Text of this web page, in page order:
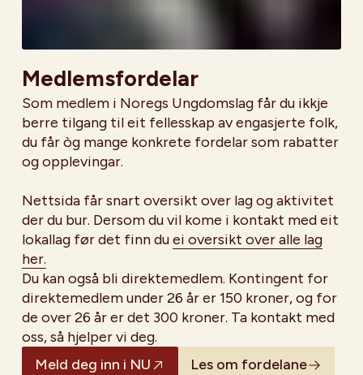
Medlemsfordelar
Som medlem i Noregs Ungdomslag får du ikkje
berre tilgang til eit fellesskap av engasjerte folk,
du får òg mange konkrete fordelar som rabatter
og opplevingar.
Nettsida får snart oversikt over lag og aktivitet
der du bur. Dersom du vil kome i kontakt med eit
lokallag før det finn duei oversikt over alle lag
her.
Du kan også bli direktemedlem. Kontingent for
direktemedlem under 26 år er 150 kroner, og for
de over 26 år er det 300 kroner. Ta kontakt med
oss, så hjelper vi deg.
Meld deg inn i NU
Les om fordelane